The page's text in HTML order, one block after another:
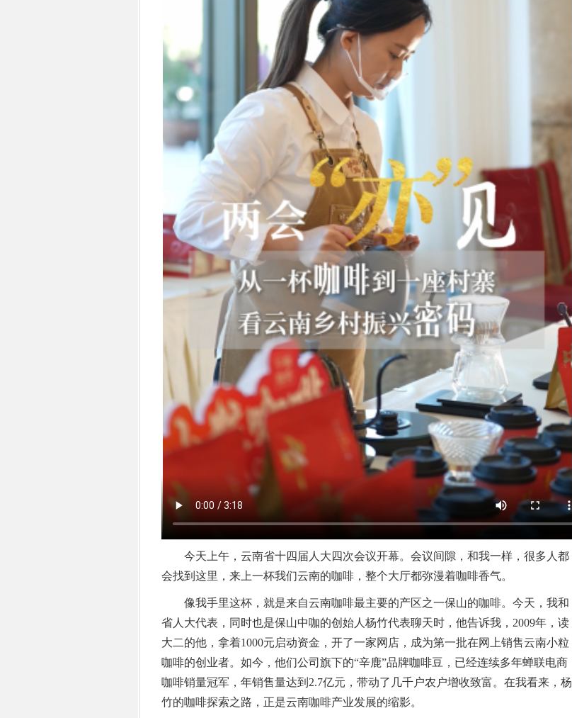
今天上午，云南省十四届人大四次会议开幕。会议间隙，和我一样，很多人都
会找到这里，来上一杯我们云南的咖啡，整个大厅都弥漫着咖啡香气。
像我手里这杯，就是来自云南咖啡最主要的产区之一保山的咖啡。今天，我和
省人大代表，同时也是保山中咖的创始人杨竹代表聊天时，他告诉我，2009年，读
大二的他，拿着1000元启动资金，开了一家网店，成为第一批在网上销售云南小粒
咖啡的创业者。如今，他们公司旗下的“辛鹿”品牌咖啡豆，已经连续多年蝉联电商
咖啡销量冠军，年销售量达到2.7亿元，带动了几千户农户增收致富。在我看来，杨
竹的咖啡探索之路，正是云南咖啡产业发展的缩影。